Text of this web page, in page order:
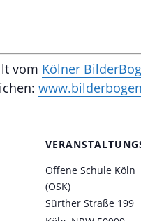
vom Kölner
Offene Schule Köln
(OSK)
Sürther Straße 199